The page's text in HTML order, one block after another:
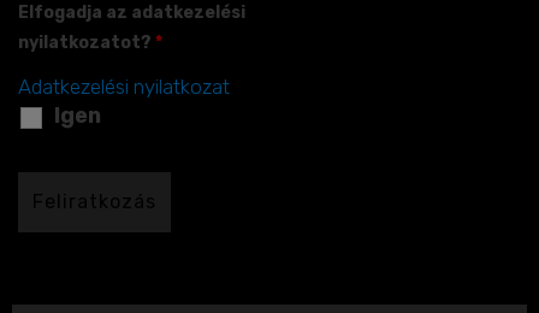
Elfogadja az adatkezelési
nyilatkozatot? *
Igen
Adatkezelési nyilatkozat